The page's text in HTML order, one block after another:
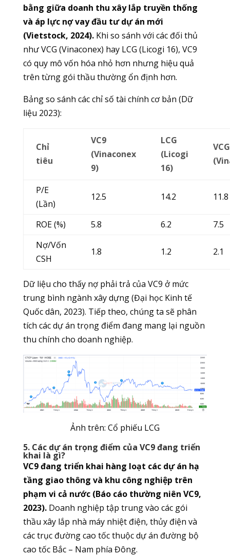
bằng giữa doanh thu xây lắp truyền thống
và áp lực nợ vay đầu tư dự án mới
(Vietstock, 2024).Khi so sánh với các đối thủ
như VCG (Vinaconex) hay LCG (Licogi 16), VC9
có quy mô vốn hóa nhỏ hơn nhưng hiệu quả
trên từng gói thầu thường ổn định hơn.
Bảng so sánh các chỉ số tài chính cơ bản (Dữ
liệu 2023):
Chỉ
tiêu
VC9
(Vinaconex
9)
LCG
(Licogi
16)
VCG
P/E
(Lần)
12.5 14.2 11.8
ROE (%) 5.8 6.2
7.5
Nợ/Vốn
CSH
1.8 1.2 2.1
Dữ liệu cho thấy nợ phải trả của VC9 ở mức
trung bình ngành xây dựng (Đại học Kinh tế
Quốc dân, 2023). Tiếp theo, chúng ta sẽ phân
tích các dự án trọng điểm đang mang lại nguồn
thu chính cho doanh nghiệp.
Ảnh trên: Cổ phiếu LCG
5. Các dự án trọng điểm của VC9 đang triển
khai là gì?
VC9 đang triển khai hàng loạt các dự án hạ
tầng giao thông và khu công nghiệp trên
phạm vi cả nước (Báo cáo thường niên VC9,
2023).Doanh nghiệp tập trung vào các gói
thầu xây lắp nhà máy nhiệt điện, thủy điện và
các trục đường cao tốc thuộc dự án đường bộ
cao tốc Bắc – Nam phía Đông.